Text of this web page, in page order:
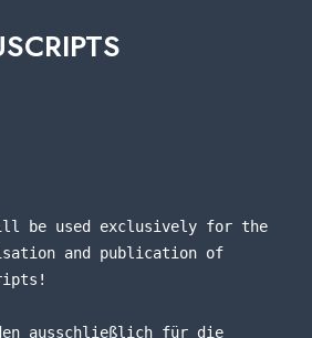
be used exclusively for the
and publication of
ausschließlich für die